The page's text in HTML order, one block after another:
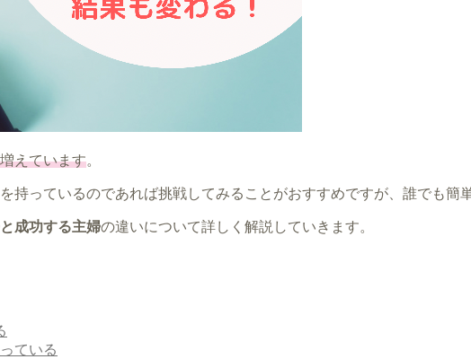
えています。
持っているのであれば挑戦してみることがおすすめですが、誰でも簡
成功する主婦の違いについて詳しく解説していきます。
ている